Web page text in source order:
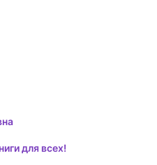
для всех!